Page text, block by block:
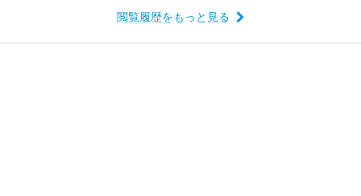
閲覧履歴をもっと見る